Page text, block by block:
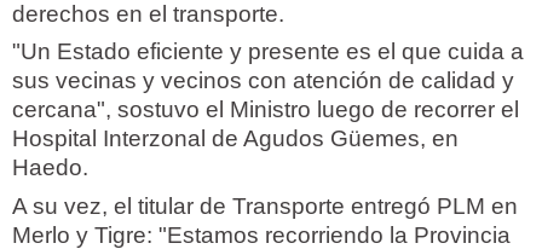
derechos en el transporte.
"Un Estado eficiente y presente es el que cuida a
sus vecinas y vecinos con atención de calidad y
cercana", sostuvo el Ministro luego de recorrer el
Hospital Interzonal de Agudos Güemes, en
Haedo.
A su vez, el titular de Transporte entregó PLM en
Merlo y Tigre: "Estamos recorriendo la Provincia